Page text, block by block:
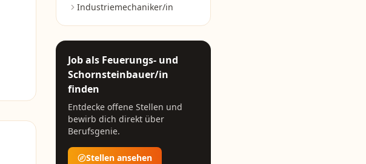
Industriemechaniker/in
Job als Feuerungs- und
Schornsteinbauer/in
finden
Entdecke offene Stellen und
bewirb dich direkt über
Berufsgenie.
Stellen ansehen